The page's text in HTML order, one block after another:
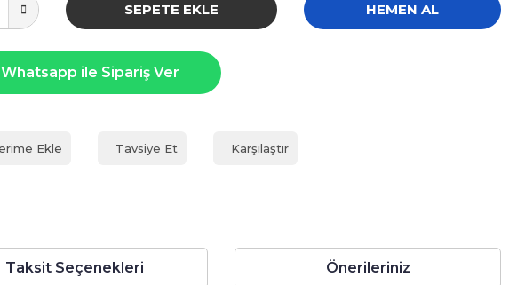
SEPETE EKLE HEMEN AL
Whatsapp ile Sipariş Ver
Tavsiye Et Karşılaştır
Taksit Seçenekleri Önerileriniz